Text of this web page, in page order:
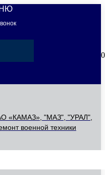
«КАМАЗ», "МАЗ", "УРАЛ",
военной техники
0